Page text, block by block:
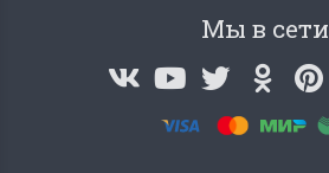
Мы в сети